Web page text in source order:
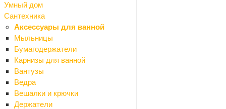
Умный дом
Сантехника
Аксессуары для ванной
Мыльницы
Бумагодержатели
Карнизы для ванной
Вантузы
Ведра
Вешалки и крючки
Держатели
Трубы стальные
Уголки стальные
Водоотвод
Назад
Водоотвод
Дождеприемники
Дренажные системы
Комплектующие
Лотки
Люки